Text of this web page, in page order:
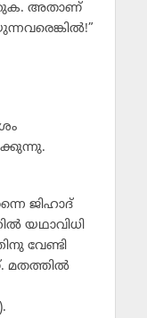
അതാണ്
ജിഹാദ്
യഥാവിധി
വേണ്ടി
മതത്തില്‍